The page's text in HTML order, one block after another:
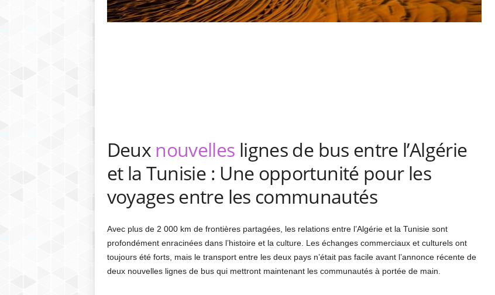
Deux nouvelles lignes de bus entre l’Algérie
et la Tunisie : Une opportunité pour les
voyages entre les communautés
Avec plus de 2 000 km de frontières partagées, les relations entre l’Algérie et la Tunisie sont
profondément enracinées dans l’histoire et la culture. Les échanges commerciaux et culturels ont
toujours été forts, mais le transport entre les deux pays n’était pas facile avant l’annonce récente de
deux nouvelles lignes de bus qui mettront maintenant les communautés à portée de main.